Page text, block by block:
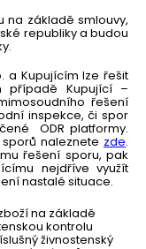
na základě smlouvy,
republiky a budou
a Kupujícím lze řešit
případě Kupující –
řešení
inspekce, či spor
ODR platformy.
naleznete zde.
řešení sporu, pak
nejdříve využít
nastalé situace.
na základě
kontrolu
živnostenský